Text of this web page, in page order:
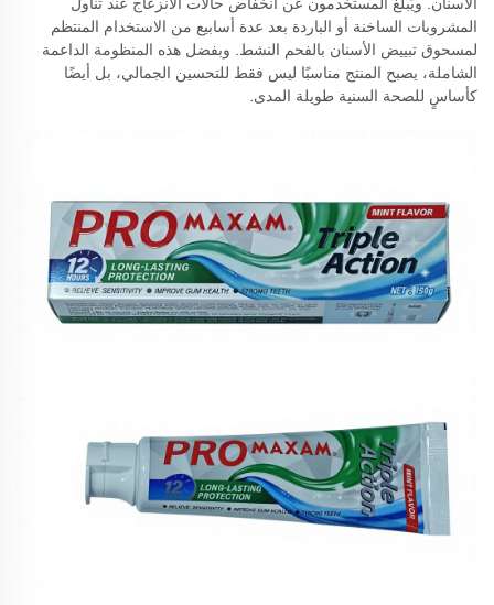
المشروبات الساخنة أو الباردة بعد عدة أسابيع من الاستخدام المنتظم
لمسحوق تبييض الأسنان بالفحم النشط. وبفضل هذه المنظومة الداعمة
الشاملة، يصبح المنتج مناسبًا ليس فقط للتحسين الجمالي، بل أيضًا
كأساسٍ للصحة السنية طويلة المدى.